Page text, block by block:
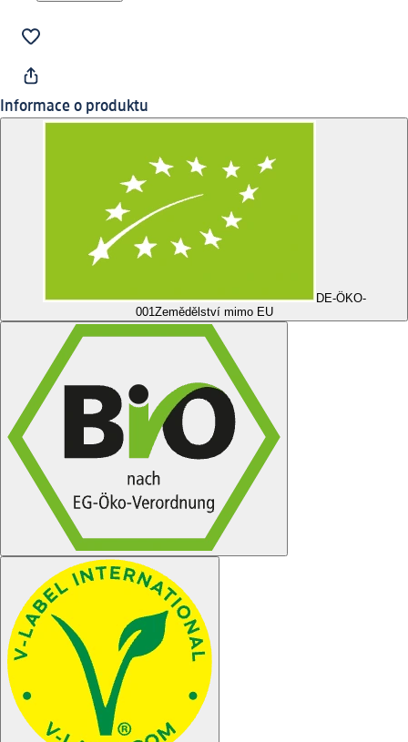
Informace o produktu
DE-ÖKO-
001Zemědělství mimo EU